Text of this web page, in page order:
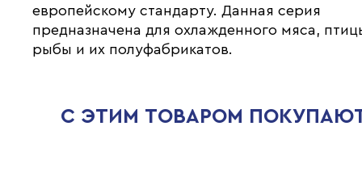
европейскому стандарту. Данная серия
предназначена для охлажденного мяса,
рыбы и их полуфабрикатов.
С ЭТИМ ТОВАРОМ